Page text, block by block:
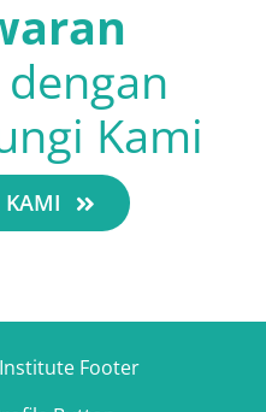
dengan
Kami